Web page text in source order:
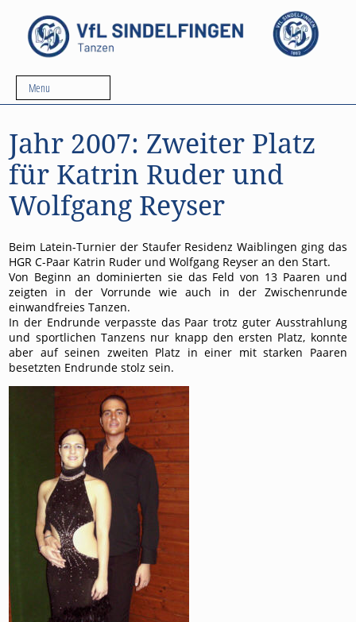
Menu
Jahr 2007: Zweiter Platz
für Katrin Ruder und
Wolfgang Reyser
Beim Latein-Turnier der Staufer Residenz Waiblingen ging das
HGR C-Paar Katrin Ruder und Wolfgang Reyser an den Start.
Von Beginn an dominierten sie das Feld von 13 Paaren und
zeigten in der Vorrunde wie auch in der Zwischenrunde
einwandfreies Tanzen.
In der Endrunde verpasste das Paar trotz guter Ausstrahlung
und sportlichen Tanzens nur knapp den ersten Platz, konnte
aber auf seinen zweiten Platz in einer mit starken Paaren
besetzten Endrunde stolz sein.